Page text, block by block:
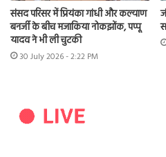
संसद परिसर में प्रियंका गांधी और कल्याण
बनर्जी के बीच मजाकिया नोकझोंक, पप्पू
यादव ने भी ली चुटकी
30 July 2026 - 2:22 PM